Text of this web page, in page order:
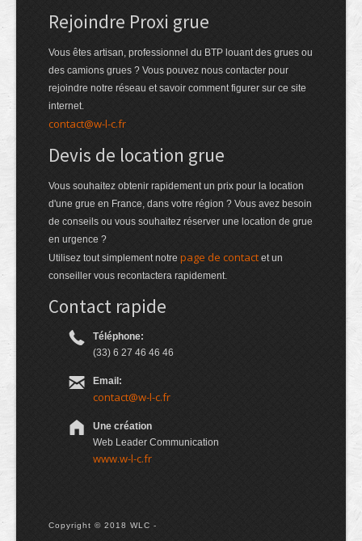
Rejoindre Proxi grue
Vous êtes artisan, professionnel du BTP louant des grues ou
des camions grues ? Vous pouvez nous contacter pour
rejoindre notre réseau et savoir comment figurer sur ce site
internet.
contact@w-l-c.fr
Devis de location grue
Vous souhaitez obtenir rapidement un prix pour la location
d'une grue en France, dans votre région ? Vous avez besoin
de conseils ou vous souhaitez réserver une location de grue
en urgence ?
Utilisez tout simplement notre page de contact et un
conseiller vous recontactera rapidement.
Contact rapide
Téléphone:
(33) 6 27 46 46 46
Email:
contact@w-l-c.fr
Une création
Web Leader Communication
www.w-l-c.fr
Copyright © 2018 WLC -